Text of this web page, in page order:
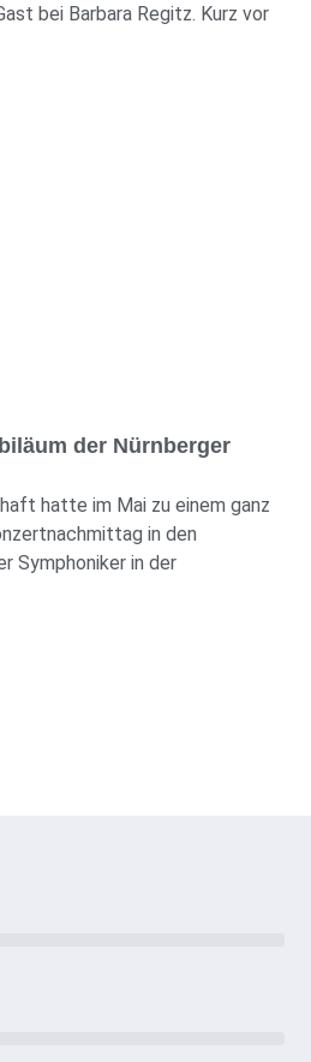
bei Barbara Regitz. Kurz vor
der Nürnberger
hatte im Mai zu einem ganz
in den
Symphoniker in der